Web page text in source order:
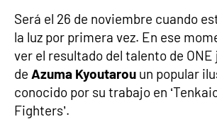
Será el 26 de noviembre cuando
la luz por primera vez. En ese
ver el resultado del talento de
de Azuma Kyoutarou un popular
conocido por su trabajo en
Fighters’.